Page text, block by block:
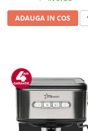
ADAUGA IN COS